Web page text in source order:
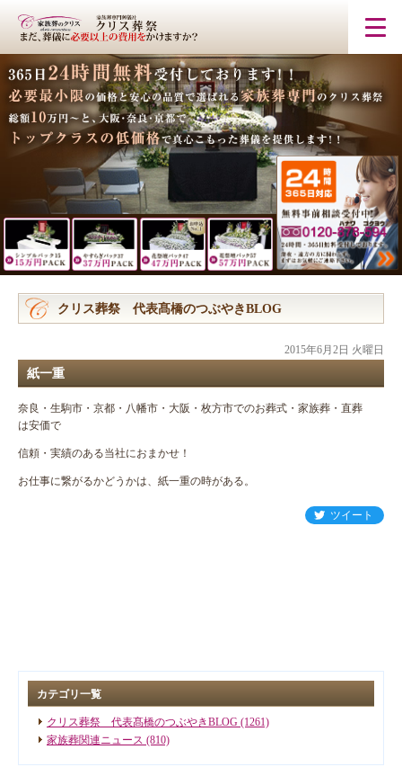
クリス葬祭 代表髙橋のつぶやきBLOG
2015年6月2日 火曜日
紙一重
奈良・生駒市・京都・八幡市・大阪・枚方市でのお葬式・家族葬・直葬
は安価で
信頼・実績のある当社におまかせ！
お仕事に繋がるかどうかは、紙一重の時がある。
ツイート
カテゴリ一覧
クリス葬祭 代表髙橋のつぶやきBLOG (1261)
家族葬関連ニュース (810)